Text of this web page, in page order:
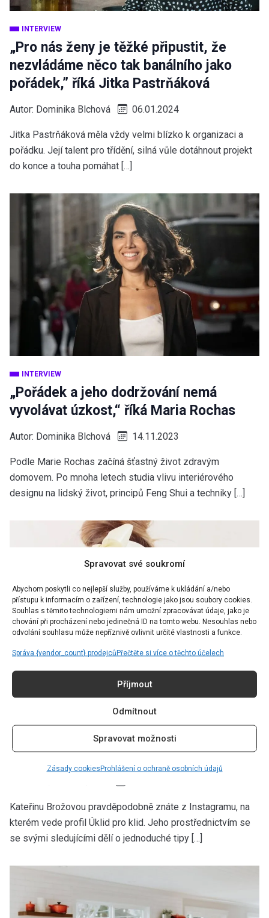
Spravovat své soukromí
Abychom poskytli co nejlepší služby, používáme k ukládání a/nebo
přístupu k informacím o zařízení, technologie jako jsou soubory cookies.
Souhlas s těmito technologiemi nám umožní zpracovávat údaje, jako je
chování při procházení nebo jedinečná ID na tomto webu. Nesouhlas nebo
odvolání souhlasu může nepříznivě ovlivnit určité vlastnosti a funkce.
Správa {vendor_count} prodejcůPřečtěte si více o těchto účelech
Příjmout
Odmítnout
Spravovat možnosti
Zásady cookiesProhlášení o ochraně osobních údajů
INTERVIEW
„Pro nás ženy je těžké připustit, že
nezvládáme něco tak banálního jako
pořádek,” říká Jitka Pastrňáková
Autor: Dominika Blchová 06.01.2024
Jitka Pastrňáková měla vždy velmi blízko k organizaci a
pořádku. Její talent pro třídění, silná vůle dotáhnout projekt
do konce a touha pomáhat […]
INTERVIEW
„Pořádek a jeho dodržování nemá
vyvolávat úzkost,“ říká Maria Rochas
Autor: Dominika Blchová 14.11.2023
Podle Marie Rochas začíná šťastný život zdravým
domovem. Po mnoha letech studia vlivu interiérového
designu na lidský život, principů Feng Shui a techniky […]
„Většinou jsou všichni překvapeni, jak
jednoduše se dá uklidit,” říká Kateřina
Brožová
Kateřinu Brožovou pravděpodobně znáte z Instagramu, na
kterém vede profil Úklid pro klid. Jeho prostřednictvím se
se svými sledujícími dělí o jednoduché tipy […]